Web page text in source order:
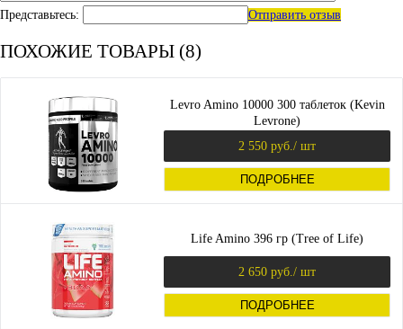
Представьтесь: Отправить отзыв
ПОХОЖИЕ ТОВАРЫ (8)
Levro Amino 10000 300 таблеток (Kevin
Levrone)
2 550 руб. / шт
ПОДРОБНЕЕ
Life Amino 396 гр (Tree of Life)
2 650 руб. / шт
ПОДРОБНЕЕ